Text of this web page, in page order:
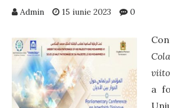
Admin 15 iunie 2023 0
a